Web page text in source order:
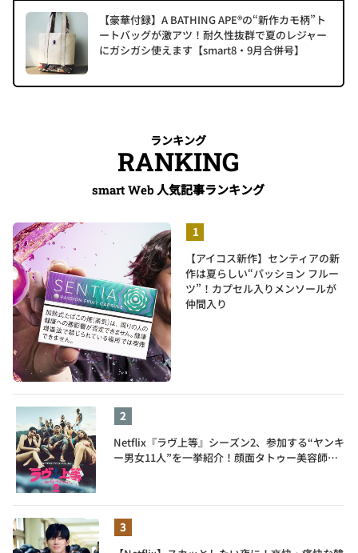
【豪華付録】A BATHING APE®の“新作カモ柄”ト
ートバッグが激アツ！耐久性抜群で夏のレジャー
にガシガシ使えます【smart8・9月合併号】
ランキング
RANKING
smart Web人気記事ランキング
【アイコス新作】センティアの新
作は夏らしい“パッション フルー
ツ”！カプセル入りメンソールが
仲間入り
Netflix『ラヴ上等』シーズン2、参加する“ヤンキ
ー男女11人”を一挙紹介！顔面タトゥー美容師、